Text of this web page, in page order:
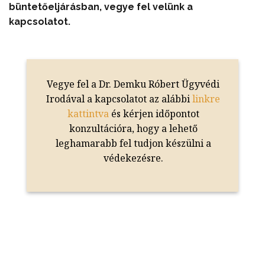
büntetőeljárásban, vegye fel velünk a
kapcsolatot.
Vegye fel a Dr. Demku Róbert Ügyvédi
Irodával a kapcsolatot az alábbilinkre
kattintvaés kérjen időpontot
konzultációra, hogy a lehető
leghamarabb fel tudjon készülni a
védekezésre.